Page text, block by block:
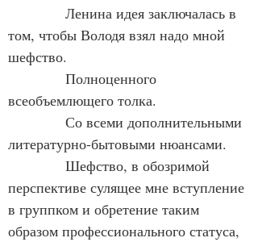
Ленина идея заключалась в
том, чтобы Володя взял надо мной
шефство.
Полноценного
всеобъемлющего толка.
Со всеми дополнительными
литературно-бытовыми нюансами.
Шефство, в обозримой
перспективе сулящее мне вступление
в группком и обретение таким
образом профессионального статуса,